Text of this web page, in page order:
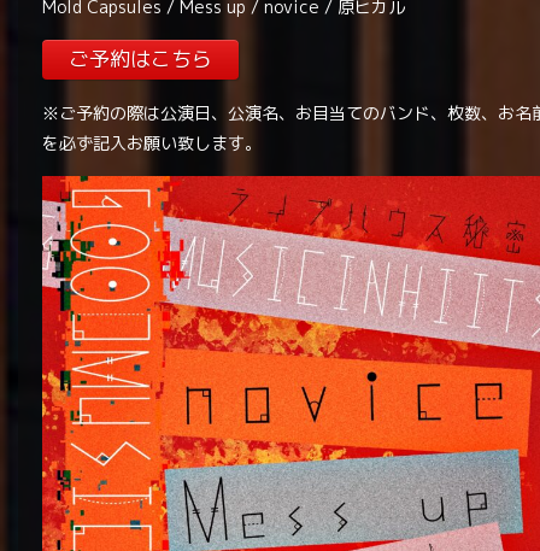
Mold Capsules / Mess up / novice / 原ヒカル
ご予約はこちら
※ご予約の際は公演日、公演名、お目当てのバンド、枚数、お名
を必ず記入お願い致します。